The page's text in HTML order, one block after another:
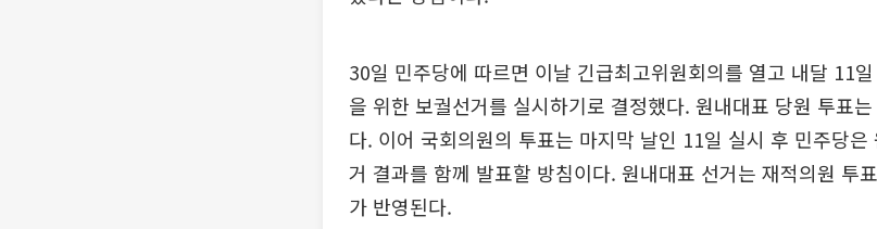
30일 민주당에 따르면 이날 긴급최고위원회의를 열고 내달 11
을 위한 보궐선거를 실시하기로 결정했다. 원내대표 당원 투표
다. 이어 국회의원의 투표는 마지막 날인 11일 실시 후 민주당
거 결과를 함께 발표할 방침이다. 원내대표 선거는 재적의원 투
가 반영된다.